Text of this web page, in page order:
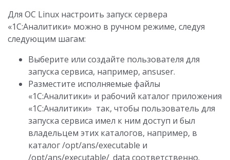
Для ОС Linux настроить запуск сервера
«1С:Аналитики» можно в ручном режиме, следуя
следующим шагам:
Выберите или создайте пользователя для
запуска сервиса, например, ansuser.
Разместите исполняемые файлы
«1С:Аналитики» и рабочий каталог приложения
«1С:Аналитики» так, чтобы пользователь для
запуска сервиса имел к ним доступ и был
владельцем этих каталогов, например, в
каталог /opt/ans/executable и
/opt/ans/executable/_data соответственно.